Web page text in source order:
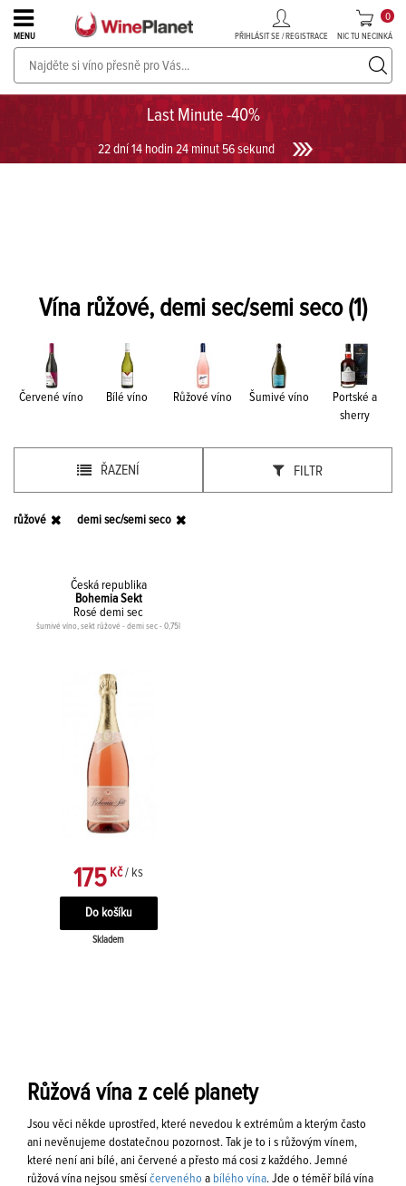
Last Minute -40%
22 dní 14 hodin 24 minut 56 sekund
MENU PŘIHLÁSIT SE / REGISTRACE NIC TU NECINKÁ
0
PROSECCO v akci až do -30%!UKÁZAT PROSECCO
Vína růžové, demi sec/semi seco(1)
Červené víno Bílé víno Růžové víno Šumivé víno
Portské a
sherry
ŘAZENÍ FILTR
růžové demi sec/semi seco
Česká republika
Bohemia Sekt
Rosé demi sec
šumivé víno, sekt růžové - demi sec - 0,75l
175 Kč / ks
Skladem
Růžová vína z celé planety
Jsou věci někde uprostřed, které nevedou k extrémům a kterým často
ani nevěnujeme dostatečnou pozornost. Tak je to i s růžovým vínem,
které není ani bílé, ani červené a přesto má cosi z každého. Jemné
růžová vína nejsou směsí červeného a bílého vína. Jde o téměř bílá vína